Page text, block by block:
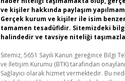
ve kişiler hakkında paylaşım
Gerçek kurum ve kişiler ile isim
tamamen tesadüfidir. Sitemizdeki
halindedir ve tavsiye niteliği
Sitemiz, 5651 Sayılı Kanun gereğince Bilgi
ve İletişim Kurumu (BTK) tarafından
Sağlayıcı olarak hizmet vermektedir. Bu